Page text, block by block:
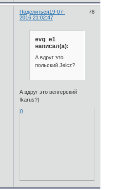
Поделиться 78
19-07-
2016 21:02:47
evg_e1
написал(а):
А вдруг это
польский Jelcz?
А вдруг это венгерский
Ikarus?)
0